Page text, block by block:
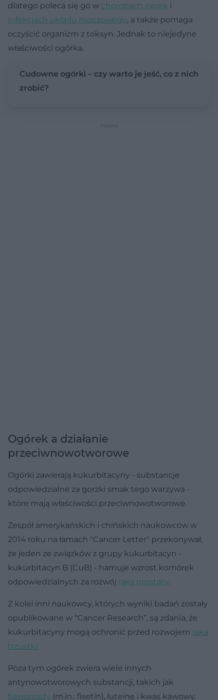
dlatego poleca się go w chorobach nerek i
infekcjach układu moczowego, a także pomaga
oczyścić organizm z toksyn. Jednak to niejedyne
właściwości ogórka.
Cudowne ogórki – czy warto je jeść, co z nich
zrobić?
Ogórek a działanie
przeciwnowotworowe
Ogórki zawierają kukurbitacyny - substancje
odpowiedzialne za gorzki smak tego warzywa -
które mają właściwości przeciwnowotworowe.
Zespół amerykańskich i chińskich naukowców w
2014 roku na łamach "Cancer Letter" przekonywał,
że jeden ze związków z grupy kukurbitacyn -
kukurbitacyn B (CuB) - hamuje wzrost komórek
odpowiedzialnych za rozwój raka prostaty.
Z kolei inni naukowcy, których wyniki badań zostały
opublikowane w “Cancer Research”, są zdania, że
kukurbitacyny mogą ochronić przed rozwojem raka
trzustki.
Poza tym ogórek zwiera wiele innych
antynowotworowych substancji, takich jak
flawonoidy (m.in.: fisetin), luteinę i kwas kawowy.